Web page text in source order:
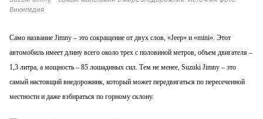
Википедия
Само название Jimny – это сокращение от двух слов, «Jeep» и «mini». Этот
автомобиль имеет длину всего около трех с половиной метров, объем двигателя –
1,3 литра, а мощность – 85 лошадиных сил. Тем не менее, Suzuki Jimny – это
самый настоящий внедорожник, который может передвигаться по пересеченной
местности и даже взбираться по горному склону.